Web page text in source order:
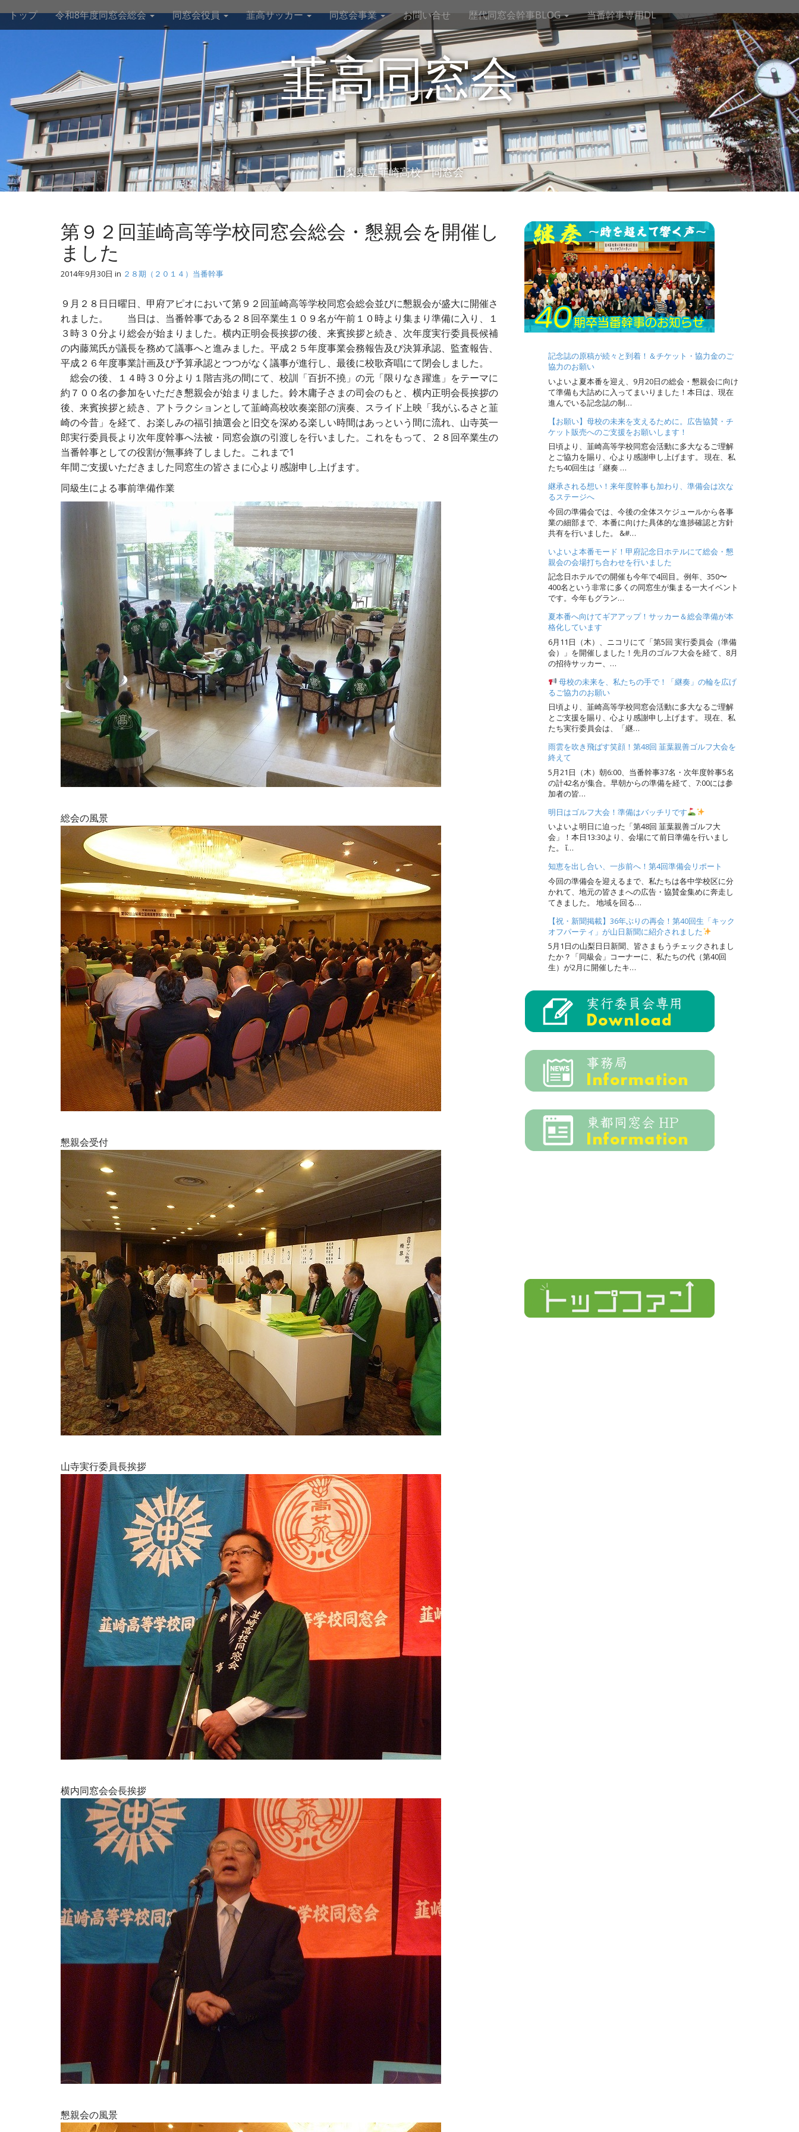
i
トップ 令和8年度同窓会総会 同窓会役員 韮高サッカー 同窓会事業 お問い合せ 歴代同窓会幹事BLOG 当番幹事専用DL
韮高同窓会
山梨県立韮崎高校 同窓会
第９２回韮崎高等学校同窓会総会・懇親会を開催し
ました
2014年9月30日 in ２８期（２０１４）当番幹事
９月２８日日曜日、甲府アピオにおいて第９２回韮崎高等学校同窓会総会並びに懇親会が盛大に開催さ
れました。 当日は、当番幹事である２８回卒業生１０９名が午前１０時より集まり準備に入り、１
３時３０分より総会が始まりました。横内正明会長挨拶の後、来賓挨拶と続き、次年度実行委員長候補
の内藤篤氏が議長を務めて議事へと進みました。平成２５年度事業会務報告及び決算承認、監査報告、
平成２６年度事業計画及び予算承認とつつがなく議事が進行し、最後に校歌斉唱にて閉会しました。
総会の後、１４時３０分より１階吉兆の間にて、校訓「百折不撓」の元「限りなき躍進」をテーマに
約７００名の参加をいただき懇親会が始まりました。鈴木庸子さまの司会のもと、横内正明会長挨拶の
後、来賓挨拶と続き、アトラクションとして韮崎高校吹奏楽部の演奏、スライド上映「我がふるさと韮
崎の今昔」を経て、お楽しみの福引抽選会と旧交を深める楽しい時間はあっという間に流れ、山寺英一
郎実行委員長より次年度幹事へ法被・同窓会旗の引渡しを行いました。これをもって、２８回卒業生の
当番幹事としての役割が無事終了しました。これまで1
年間ご支援いただきました同窓生の皆さまに心より感謝申し上げます。
同級生による事前準備作業
総会の風景
懇親会受付
山寺実行委員長挨拶
横内同窓会会長挨拶
懇親会の風景
記念誌の原稿が続々と到着！＆チケット・協力金のご
協力のお願い
いよいよ夏本番を迎え、9月20日の総会・懇親会に向け
て準備も大詰めに入ってまいりました！本日は、現在
進んでいる記念誌の制…
【お願い】母校の未来を支えるために。広告協賛・チ
ケット販売へのご支援をお願いします！
日頃より、韮崎高等学校同窓会活動に多大なるご理解
とご協力を賜り、心より感謝申し上げます。 現在、私
たち40回生は「継奏 …
継承される想い！来年度幹事も加わり、準備会は次な
るステージへ
今回の準備会では、今後の全体スケジュールから各事
業の細部まで、本番に向けた具体的な進捗確認と方針
共有を行いました。 &#…
いよいよ本番モード！甲府記念日ホテルにて総会・懇
親会の会場打ち合わせを行いました
記念日ホテルでの開催も今年で4回目。例年、350〜
400名という非常に多くの同窓生が集まる一大イベント
です。今年もグラン…
夏本番へ向けてギアアップ！サッカー＆総会準備が本
格化しています
6月11日（木）、ニコリにて「第5回 実行委員会（準備
会）」を開催しました！先月のゴルフ大会を経て、8月
の招待サッカー、…
母校の未来を、私たちの手で！「継奏」の輪を広げ
るご協力のお願い
日頃より、韮崎高等学校同窓会活動に多大なるご理解
とご支援を賜り、心より感謝申し上げます。 現在、私
たち実行委員会は、「継…
雨雲を吹き飛ばす笑顔！第48回 韮葉親善ゴルフ大会を
終えて
5月21日（木）朝6:00、当番幹事37名・次年度幹事5名
の計42名が集合。早朝からの準備を経て、7:00には参
加者の皆…
明日はゴルフ大会！準備はバッチリです
いよいよ明日に迫った「第48回 韮葉親善ゴルフ大
会」！本日13:30より、会場にて前日準備を行いまし
た。 ἴ…
知恵を出し合い、一歩前へ！第4回準備会リポート
今回の準備会を迎えるまで、私たちは各中学校区に分
かれて、地元の皆さまへの広告・協賛金集めに奔走し
てきました。 地域を回る…
【祝・新聞掲載】36年ぶりの再会！第40回生「キック
オフパーティ」が山日新聞に紹介されました
5月1日の山梨日日新聞、皆さまもうチェックされまし
たか？「同級会」コーナーに、私たちの代（第40回
生）が2月に開催したキ…